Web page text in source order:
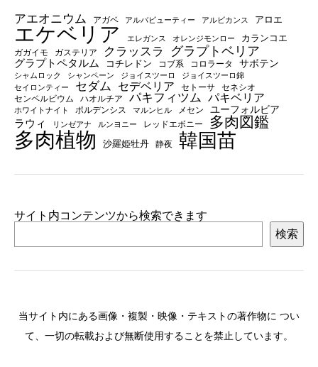
アエオニウム アガベ アルバビューティー アルビカンス アロエ
エケベリア エレガンス オレンジモンロー カランコエ
ガガイモ ガステリア クラッスラ グラプトベリア
グラプトペタルム コチレドン コブ系 コロラータ サボテン
シャムロック シャンペーン ジョイスツーロ
ジョイスツーロ錦
セイロンティー
セダム セデベリア セトーサ
セネシオ
センペルビウム
ハオルチア パキフィツム パキベリア
ホワイトナイト ポルデンシス マルンヒル メセン
ユーフォルビア
ラウィ
リンゼアナ ルンヨニー レッドエボニー 多肉図鑑
多肉植物 沙羅姫牡丹 静夜 韓国苗
サイト内コンテンツから検索できます
検索
当サイト内にある画像・複製・映像・テキストの著作物に つい
て、一切の転載および無断使用することを禁止しています。